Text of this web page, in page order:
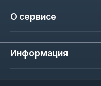
О сервисе
Информация